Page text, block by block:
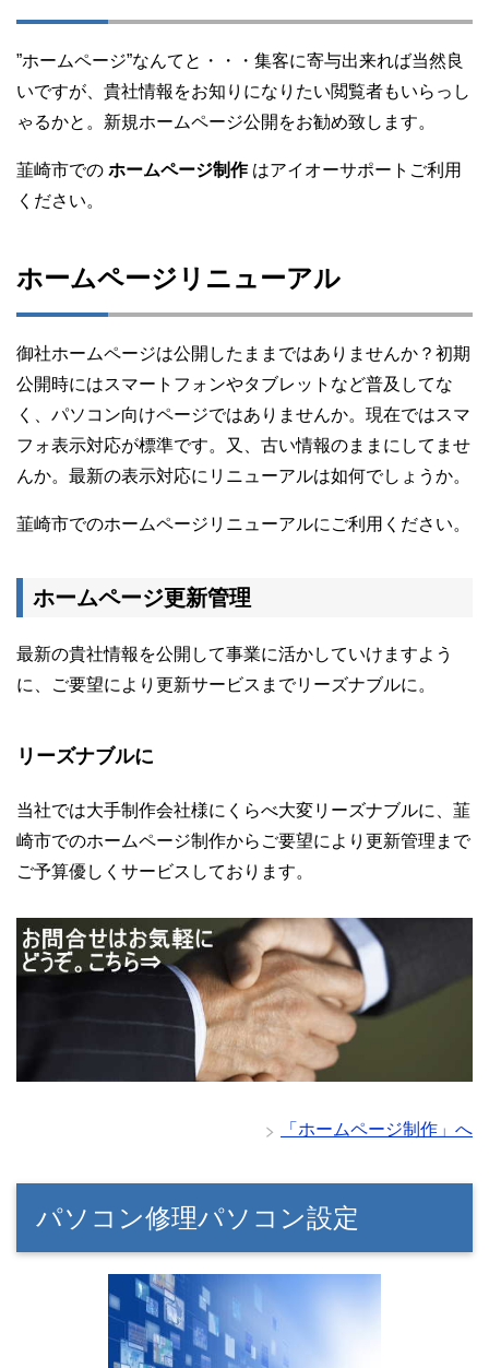
”ホームページ”なんてと・・・集客に寄与出来れば当然良
いですが、貴社情報をお知りになりたい閲覧者もいらっし
ゃるかと。新規ホームページ公開をお勧め致します。
韮崎市での ホームページ制作 はアイオーサポートご利用
ください。
ホームページリニューアル
御社ホームページは公開したままではありませんか？初期
公開時にはスマートフォンやタブレットなど普及してな
く、パソコン向けページではありませんか。現在ではスマ
フォ表示対応が標準です。又、古い情報のままにしてませ
んか。最新の表示対応にリニューアルは如何でしょうか。
韮崎市でのホームページリニューアルにご利用ください。
ホームページ更新管理
最新の貴社情報を公開して事業に活かしていけますよう
に、ご要望により更新サービスまでリーズナブルに。
リーズナブルに
当社では大手制作会社様にくらべ大変リーズナブルに、韮
崎市でのホームページ制作からご要望により更新管理まで
ご予算優しくサービスしております。
「ホームページ制作」へ
パソコン修理パソコン設定